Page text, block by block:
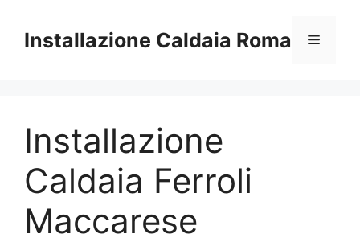
contenuto
Installazione Caldaia Roma Menu
Installazione
Caldaia Ferroli
Maccarese